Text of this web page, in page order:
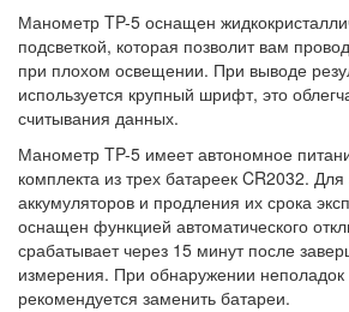
Манометр TP-5 оснащен
подсветкой, которая позволит вам
при плохом освещении. При выводе
используется крупный шрифт, это
считывания данных.
Манометр TP-5 имеет автономное
комплекта из трех батареек CR2032.
аккумуляторов и продления их срока
оснащен функцией автоматического
срабатывает через 15 минут после
измерения. При обнаружении
рекомендуется заменить батареи.